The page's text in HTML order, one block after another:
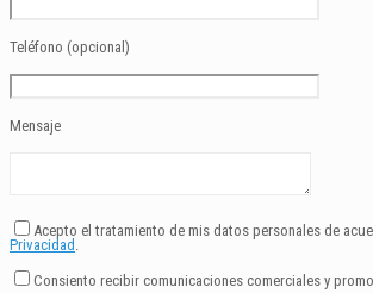
Teléfono (opcional)
Mensaje
Acepto el tratamiento de mis datos personales de
Privacidad .
Consiento recibir comunicaciones comerciales y